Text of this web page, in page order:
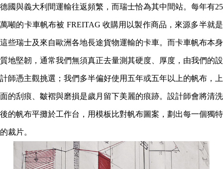
德國與義大利間運輸往返頻繁，而瑞士恰為其中間站。每年有25
萬噸的卡車帆布被 FREITAG 收購用以製作商品，來源多半就是
這些瑞士及來自歐洲各地長途貨物運輸的卡車。而卡車帆布本身
質地堅韌，通常我們無須真正去量測其硬度、厚度，由我們的設
計師憑主觀挑選；我們多半偏好使用五年或五年以上的帆布，上
面的刮痕、皺褶與磨損是歲月留下美麗的痕跡。設計師會將清洗
後的帆布平攤於工作台，用模板比對帆布圖案，劃出每一個獨特
的裁片。